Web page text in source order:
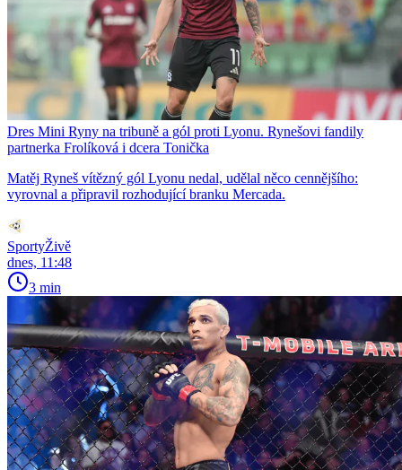
Dres Mini Ryny na tribuně a gól proti Lyonu. Rynešovi fandily
partnerka Frolíková i dcera Tonička
Matěj Ryneš vítězný gól Lyonu nedal, udělal něco cennějšího:
vyrovnal a připravil rozhodující branku Mercada.
SportyŽivě
dnes, 11:48
3 min